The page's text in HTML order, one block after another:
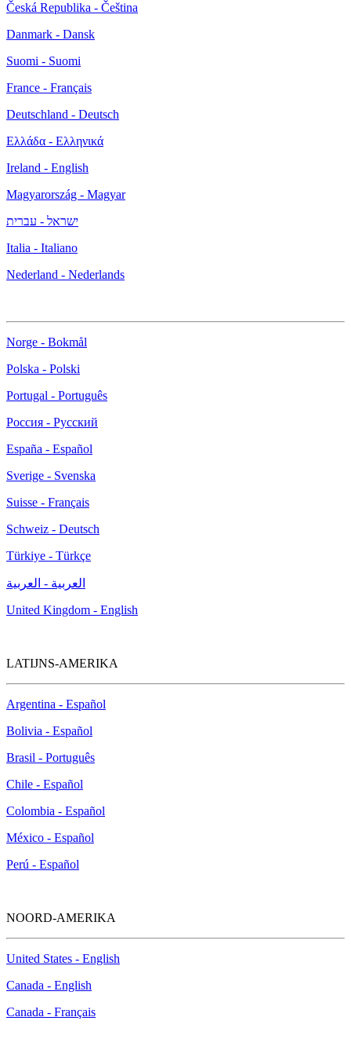
Česká Republika - Čeština
Danmark - Dansk
Suomi - Suomi
France - Français
Deutschland - Deutsch
Ελλάδα - Ελληνικά
Ireland - English
Magyarország - Magyar
ישראל - עברית
Italia - Italiano
Nederland - Nederlands
Norge - Bokmål
Polska - Polski
Portugal - Português
Россия - Русский
España - Español
Sverige - Svenska
Suisse - Français
Schweiz - Deutsch
Türkiye - Türkçe
العربية - العربية
United Kingdom - English
LATIJNS-AMERIKA
Argentina - Español
Bolivia - Español
Brasil - Português
Chile - Español
Colombia - Español
México - Español
Perú - Español
NOORD-AMERIKA
United States - English
Canada - English
Canada - Français